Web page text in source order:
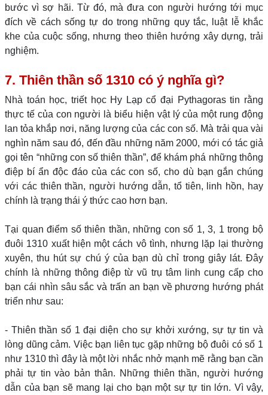
bước vì sợ hãi. Từ đó, mà đưa con người hướng tới mục
đích về cách sống tự do trong những quy tắc, luật lễ khắc
khe của cuộc sống, nhưng theo thiên hướng xây dựng, trải
nghiệm.
7. Thiên thần số 1310 có ý nghĩa gì?
Nhà toán học, triết học Hy Lạp cổ đại Pythagoras tin rằng
thực tế của con người là biểu hiện vật lý của một rung động
lan tỏa khắp nơi, năng lượng của các con số. Mà trải qua vài
nghìn năm sau đó, đến đầu những năm 2000, mới có tác giả
gọi tên “những con số thiên thần”, để khám phá những thông
điệp bí ẩn độc đáo của các con số, cho dù bạn gắn chúng
với các thiên thần, người hướng dẫn, tổ tiên, linh hồn, hay
chính là trạng thái ý thức cao hơn bạn.
Tại quan điểm số thiên thần, những con số 1, 3, 1 trong bộ
đuôi 1310 xuất hiện một cách vô tình, nhưng lặp lại thường
xuyên, thu hút sự chú ý của bạn dù chỉ trong giây lát. Đây
chính là những thông điệp từ vũ trụ tâm linh cung cấp cho
bạn cái nhìn sâu sắc và trấn an bạn về phương hướng phát
triển như sau:
- Thiên thần số 1 đại diện cho sự khởi xướng, sự tự tin và
lòng dũng cảm. Việc bạn liên tục gặp những bộ đuôi có số 1
như 1310 thì đây là một lời nhắc nhở mạnh mẽ rằng bạn cần
phải tự tin vào bản thân. Những thiên thần, người hướng
dẫn của bạn sẽ mang lại cho bạn một sự tự tin lớn. Vì vậy,